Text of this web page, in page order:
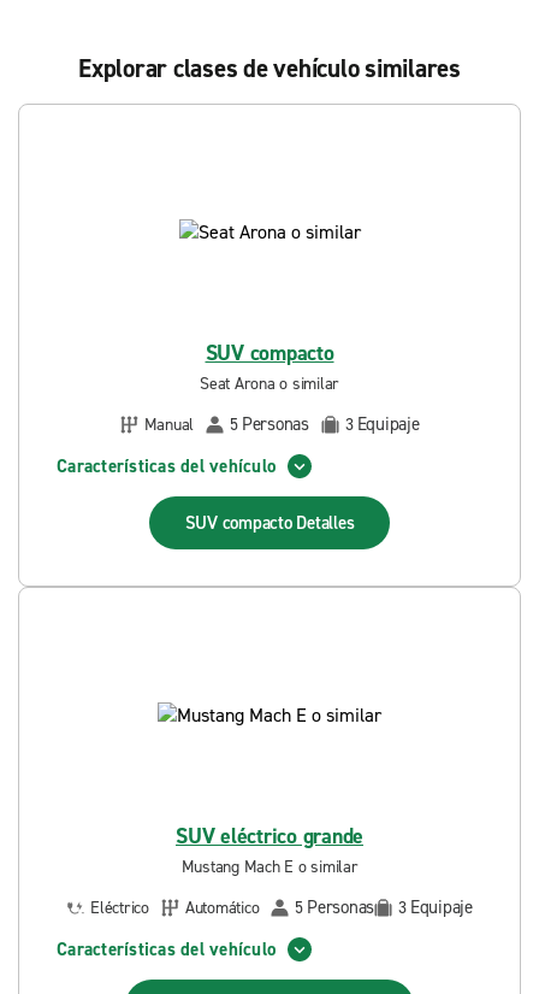
Explorar clases de vehículo similares
SUV compacto
Seat Arona o similar
Manual
5 Personas 3 Equipaje
Características del vehículo
SUV compacto Detalles
SUV eléctrico grande
Mustang Mach E o similar
Eléctrico
Automático 5 Personas 3 Equipaje
Características del vehículo